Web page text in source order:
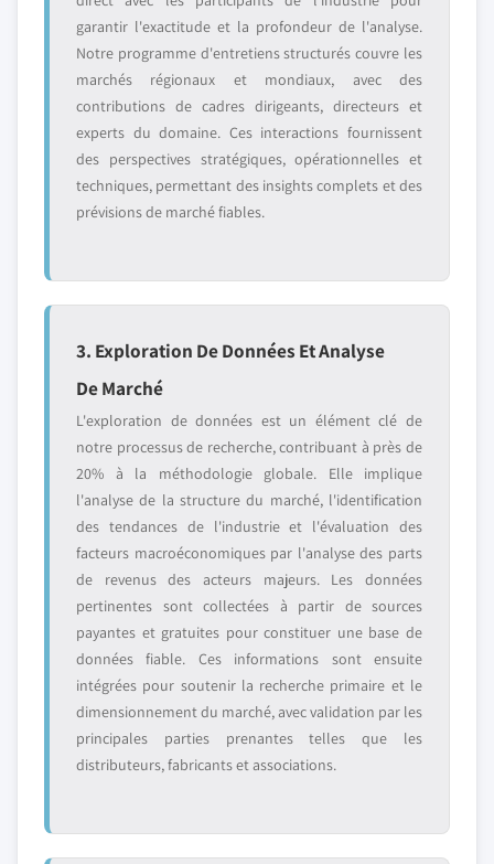
garantir l'exactitude et la profondeur de l'analyse.
Notre programme d'entretiens structurés couvre les
marchés régionaux et mondiaux, avec des
contributions de cadres dirigeants, directeurs et
experts du domaine. Ces interactions fournissent
des perspectives stratégiques, opérationnelles et
techniques, permettant des insights complets et des
prévisions de marché fiables.
3. Exploration De Données Et Analyse
De Marché
L'exploration de données est un élément clé de
notre processus de recherche, contribuant à près de
20% à la méthodologie globale. Elle implique
l'analyse de la structure du marché, l'identification
des tendances de l'industrie et l'évaluation des
facteurs macroéconomiques par l'analyse des parts
de revenus des acteurs majeurs. Les données
pertinentes sont collectées à partir de sources
payantes et gratuites pour constituer une base de
données fiable. Ces informations sont ensuite
intégrées pour soutenir la recherche primaire et le
dimensionnement du marché, avec validation par les
principales parties prenantes telles que les
distributeurs, fabricants et associations.